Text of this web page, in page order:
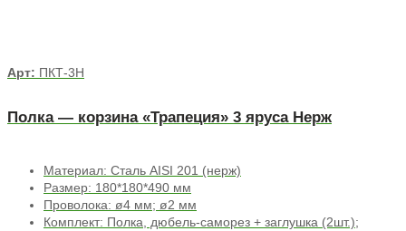
Арт: ПКТ-3Н
Полка — корзина «Трапеция» 3 яруса Нерж
Материал: Сталь AISI 201 (нерж)
Размер: 180*180*490 мм
Проволока: ø4 мм; ø2 мм
Комплект: Полка, дюбель-саморез + заглушка (2шт.);